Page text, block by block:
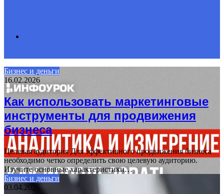
for
Бизнес и деньги
16.02.2026
Как использовать маркетинговые
инструменты для продвижения
бизнеса
Целевая аудитория Для эффективного продвижения бизнеса
необходимо четко определить свою целевую аудиторию.
Изучите основные характеристики…
Бизнес и деньги
03.04.2026